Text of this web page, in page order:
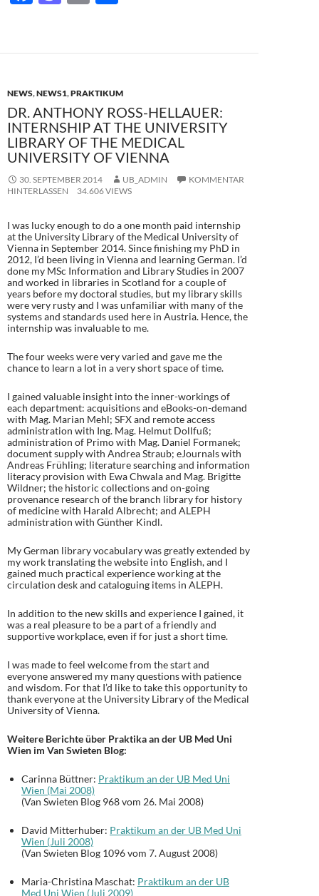
b
o
o
k
d
o
n
n
NEWS,NEWS1,PRAKTIKUM
DR. ANTHONY ROSS-HELLAUER:
INTERNSHIP AT THE UNIVERSITY
LIBRARY OF THE MEDICAL
UNIVERSITY OF VIENNA
30. SEPTEMBER 2014 UB_ADMIN
KOMMENTAR
HINTERLASSEN
34.606 VIEWS
I was lucky enough to do a one month paid internship
at the University Library of the Medical University of
Vienna in September 2014. Since finishing my PhD in
2012, I’d been living in Vienna and learning German. I’d
done my MSc Information and Library Studies in 2007
and worked in libraries in Scotland for a couple of
years before my doctoral studies, but my library skills
were very rusty and I was unfamiliar with many of the
systems and standards used here in Austria. Hence, the
internship was invaluable to me.
The four weeks were very varied and gave me the
chance to learn a lot in a very short space of time.
I gained valuable insight into the inner-workings of
each department: acquisitions and eBooks-on-demand
with Mag. Marian Mehl; SFX and remote access
administration with Ing. Mag. Helmut Dollfuß;
administration of Primo with Mag. Daniel Formanek;
document supply with Andrea Straub; eJournals with
Andreas Frühling; literature searching and information
literacy provision with Ewa Chwala and Mag. Brigitte
Wildner; the historic collections and on-going
provenance research of the branch library for history
of medicine with Harald Albrecht; and ALEPH
administration with Günther Kindl.
My German library vocabulary was greatly extended by
my work translating the website into English, and I
gained much practical experience working at the
circulation desk and cataloguing items in ALEPH.
In addition to the new skills and experience I gained, it
was a real pleasure to be a part of a friendly and
supportive workplace, even if for just a short time.
I was made to feel welcome from the start and
everyone answered my many questions with patience
and wisdom. For that I’d like to take this opportunity to
thank everyone at the University Library of the Medical
University of Vienna.
Weitere Berichte über Praktika an der UB Med Uni
Wien im Van Swieten Blog:
Carinna Büttner: Praktikum an der UB Med Uni
Wien (Mai 2008)
(Van Swieten Blog 968 vom 26. Mai 2008)
David Mitterhuber: Praktikum an der UB Med Uni
Wien (Juli 2008)
(Van Swieten Blog 1096 vom 7. August 2008)
Maria-Christina Maschat: Praktikum an der UB
Med Uni Wien (Juli 2009)